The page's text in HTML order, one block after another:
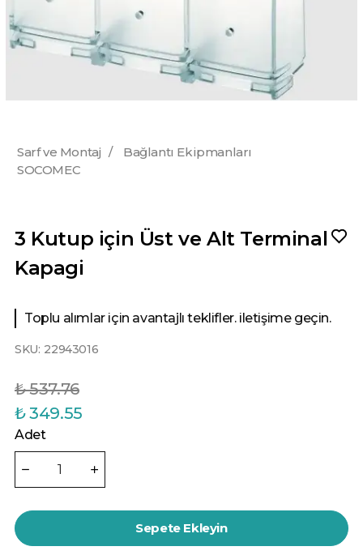
Sarf ve Montaj /
Bağlantı Ekipmanları
SOCOMEC
3 Kutup için Üst ve Alt Terminal
Kapagi
Toplu alımlar için avantajlı teklifler. iletişime geçin.
SKU: 22943016
₺ 537.76
₺ 349.55
Adet
Sepete Ekleyin